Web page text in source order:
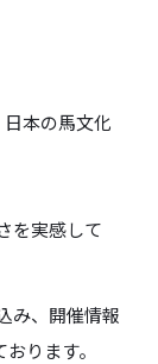
本の馬文化
を実感して
み、開催情報
ります。